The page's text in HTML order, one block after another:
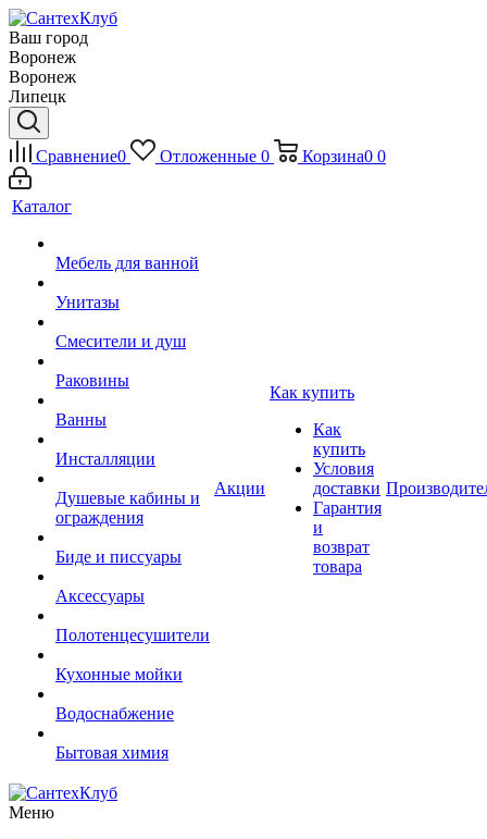
Ваш город
Воронеж
Воронеж
Липецк
Сравнение0 Отложенные 0 Корзина0 0
Каталог
Мебель для ванной
Унитазы
Смесители и душ
Раковины
Ванны
Инсталляции
Душевые кабины и
ограждения
Биде и писсуары
Аксессуары
Полотенцесушители
Кухонные мойки
Водоснабжение
Бытовая химия
Акции
Как купить
Как
купить
Условия
доставки
Гарантия
и
возврат
товара
Меню